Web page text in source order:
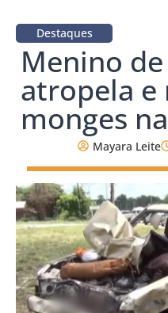
Destaques
Menino
atropela
monges
Mayara Leite